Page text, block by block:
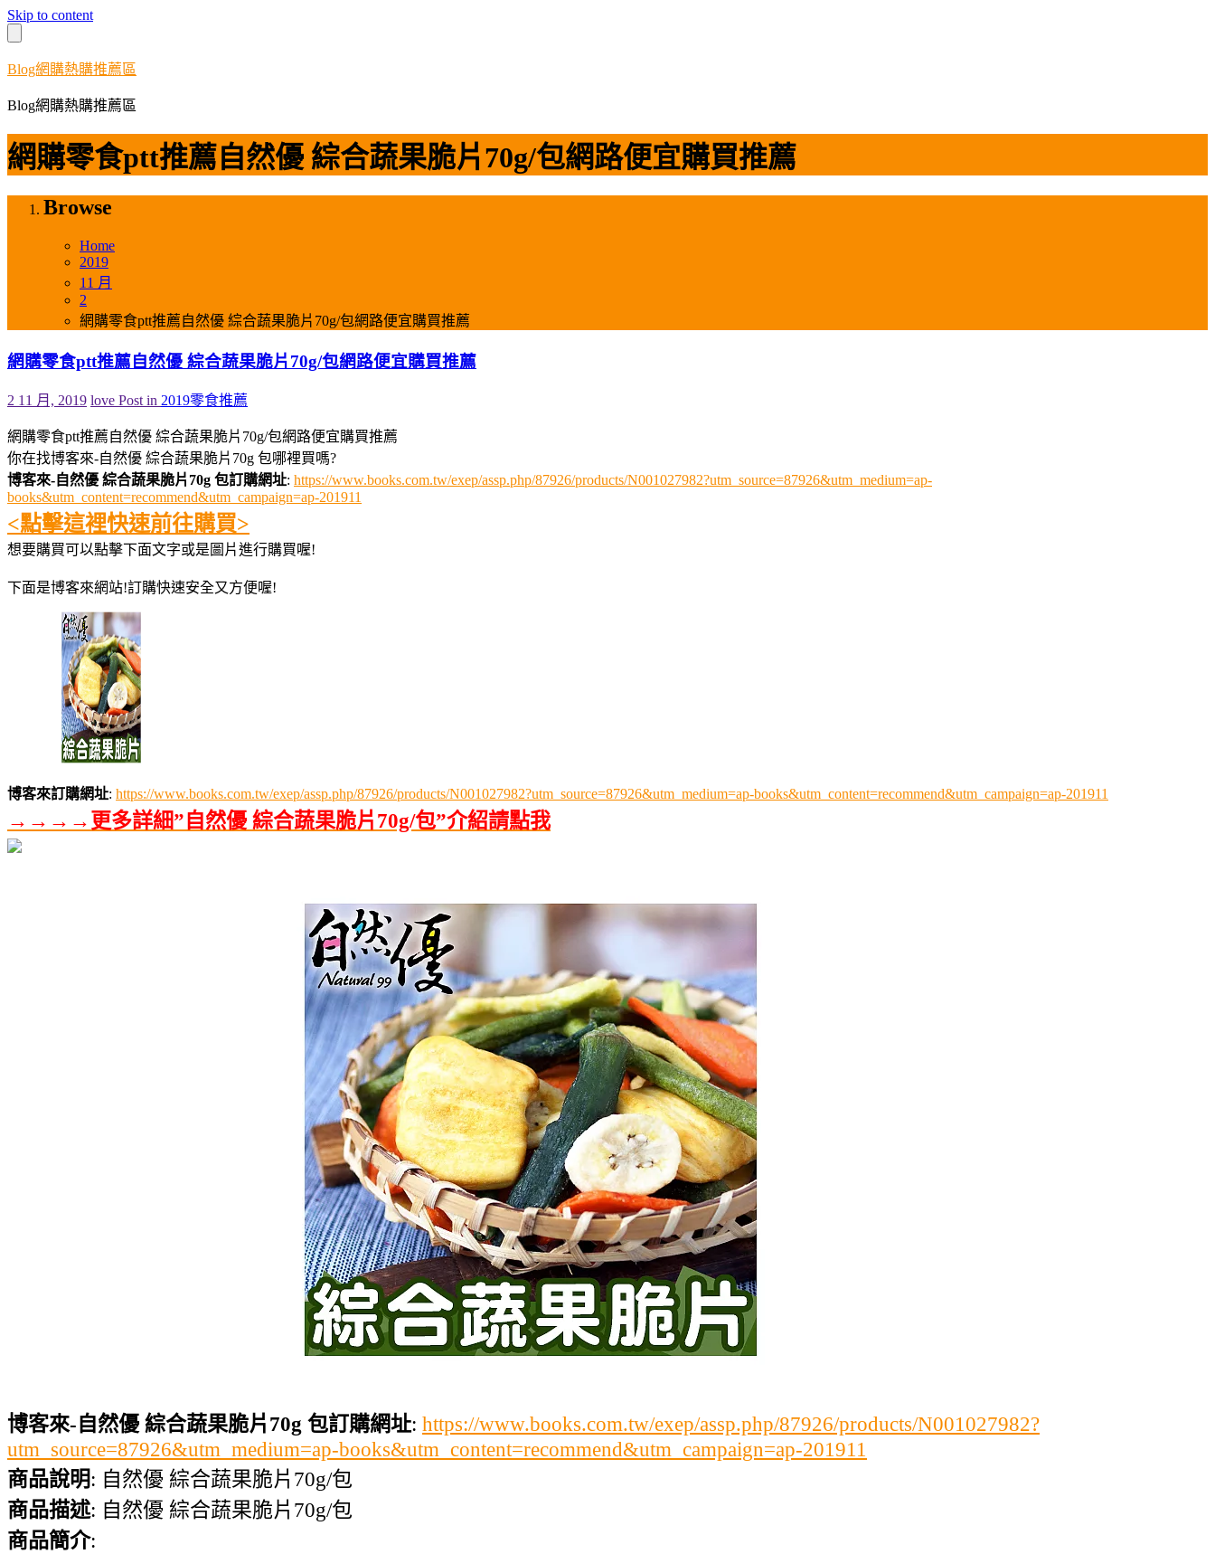
Skip to content
Blog網購熱購推薦區
Blog網購熱購推薦區
網購零食ptt推薦自然優 綜合蔬果脆片70g/包網路便宜購買推薦
Browse
Home
2019
11 月
2
網購零食ptt推薦自然優 綜合蔬果脆片70g/包網路便宜購買推薦
網購零食ptt推薦自然優 綜合蔬果脆片70g/包網路便宜購買推薦
2 11 月, 2019 love Post in 2019零食推薦
網購零食ptt推薦自然優 綜合蔬果脆片70g/包網路便宜購買推薦
你在找博客來-自然優 綜合蔬果脆片70g 包哪裡買嗎?
博客來-自然優 綜合蔬果脆片70g 包訂購網址: https://www.books.com.tw/exep/assp.php/87926/products/N001027982?utm_source=87926&utm_medium=ap-
books&utm_content=recommend&utm_campaign=ap-201911
<點擊這裡快速前往購買>
想要購買可以點擊下面文字或是圖片進行購買喔!
下面是博客來網站!訂購快速安全又方便喔!
博客來訂購網址: https://www.books.com.tw/exep/assp.php/87926/products/N001027982?utm_source=87926&utm_medium=ap-books&utm_content=recommend&utm_campaign=ap-201911
→→→→更多詳細”自然優 綜合蔬果脆片70g/包”介紹請點我
博客來-自然優 綜合蔬果脆片70g 包訂購網址: https://www.books.com.tw/exep/assp.php/87926/products/N001027982?
utm_source=87926&utm_medium=ap-books&utm_content=recommend&utm_campaign=ap-201911
商品說明: 自然優 綜合蔬果脆片70g/包
商品描述: 自然優 綜合蔬果脆片70g/包
商品簡介: